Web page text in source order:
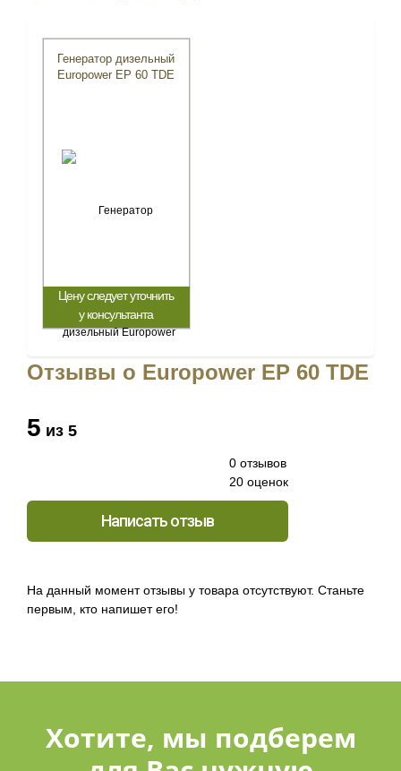
Генератор дизельный
Europower EP 60 TDE
Цену следует уточнить
у консультанта
Отзывы о Europower EP 60 TDE
5 из 5
0 отзывов
20 оценок
Написать отзыв
На данный момент отзывы у товара отсутствуют. Станьте
первым, кто напишет его!
Хотите, мы подберем